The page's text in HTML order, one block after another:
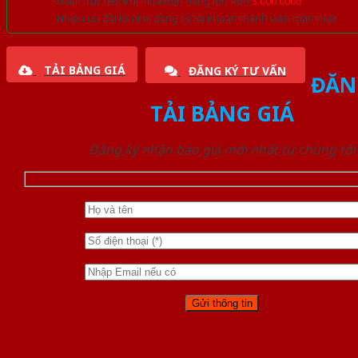
Nhiều ưu đãi lớn khi đăng ký tài khoản thành viên thân thiết
TẢI BẢNG GIÁ ĐĂNG KÝ TƯ VẤN
TẢI BẢNG GIÁ
Đăng ký nhận báo giá mới nhất từ chúng tôi